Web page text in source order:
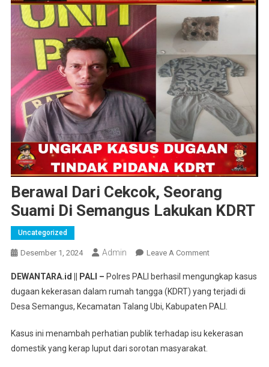
Berawal Dari Cekcok, Seorang
Suami Di Semangus Lakukan KDRT
Uncategorized
Desember 1, 2024 Admin Leave A CommentOn
Dari
Cekcok,
Seorang
Di
DEWANTARA.id || PALI – Polres PALI berhasil mengungkap kasus
dugaan kekerasan dalam rumah tangga (KDRT) yang terjadi di
Desa Semangus, Kecamatan Talang Ubi, Kabupaten PALI.
Kasus ini menambah perhatian publik terhadap isu kekerasan
domestik yang kerap luput dari sorotan masyarakat.